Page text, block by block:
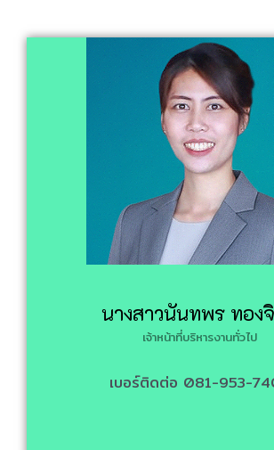
นางสาวนันทพร ทอง
เจ้าหน้าที่บริหารงานทั่วไป
เบอร์ติดต่อ 081-953-